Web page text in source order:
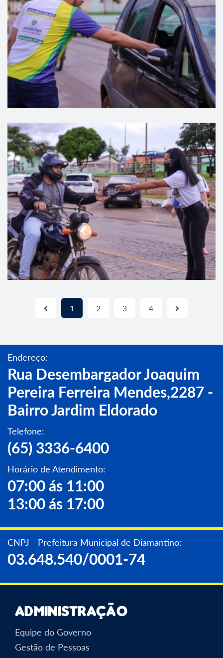
1 2 3 4
Endereço:
Rua Desembargador Joaquim
Pereira Ferreira Mendes,2287 -
Bairro Jardim Eldorado
Telefone:
(65) 3336-6400
Horário de Atendimento:
07:00 ás 11:00
13:00 ás 17:00
CNPJ - Prefeitura Municipal de Diamantino:
03.648.540/0001-74
Administração
Equipe do Governo
Gestão de Pessoas